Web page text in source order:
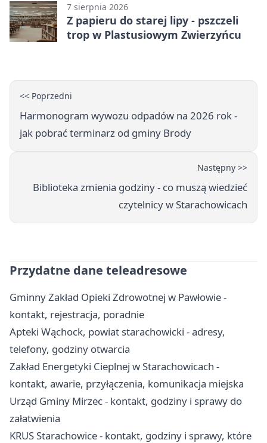
7 sierpnia 2026
Z papieru do starej lipy - pszczeli
trop w Plastusiowym Zwierzyńcu
<< Poprzedni
Harmonogram wywozu odpadów na 2026 rok -
jak pobrać terminarz od gminy Brody
Następny >>
Biblioteka zmienia godziny - co muszą wiedzieć
czytelnicy w Starachowicach
Przydatne dane teleadresowe
Gminny Zakład Opieki Zdrowotnej w Pawłowie -
kontakt, rejestracja, poradnie
Apteki Wąchock, powiat starachowicki - adresy,
telefony, godziny otwarcia
Zakład Energetyki Cieplnej w Starachowicach -
kontakt, awarie, przyłączenia, komunikacja miejska
Urząd Gminy Mirzec - kontakt, godziny i sprawy do
załatwienia
KRUS Starachowice - kontakt, godziny i sprawy, które